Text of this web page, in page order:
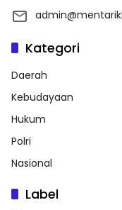
Kategori
Daerah
Kebudayaan
Hukum
Polri
Nasional
Label